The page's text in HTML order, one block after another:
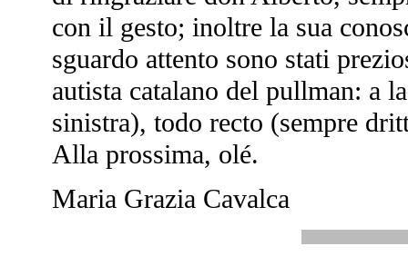
con il gesto; inoltre la sua
sguardo attento sono stati
autista catalano del pullman: a
sinistra), todo recto (sempre
Alla prossima, olé.
Maria Grazia Cavalca